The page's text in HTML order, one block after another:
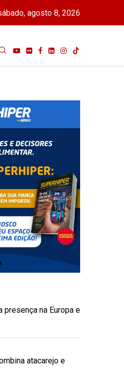
agosto 8, 2026
presença na Europa e
atacarejo e